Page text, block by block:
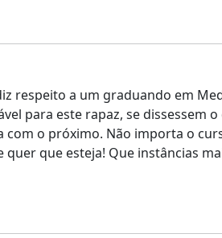
respeito a um graduando em
para este rapaz, se
o próximo. Não importa o
que esteja! Que instâncias